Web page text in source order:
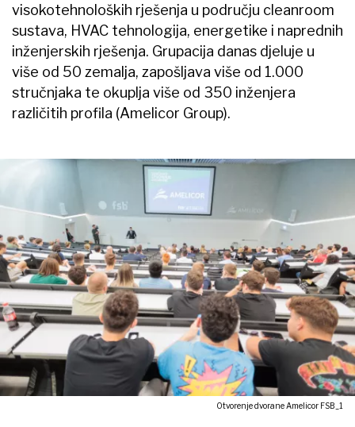
visokotehnoloških rješenja u području cleanroom
sustava, HVAC tehnologija, energetike i naprednih
inženjerskih rješenja. Grupacija danas djeluje u
više od 50 zemalja, zapošljava više od 1.000
stručnjaka te okuplja više od 350 inženjera
različitih profila (Amelicor Group).
Otvorenje dvorane Amelicor FSB_1